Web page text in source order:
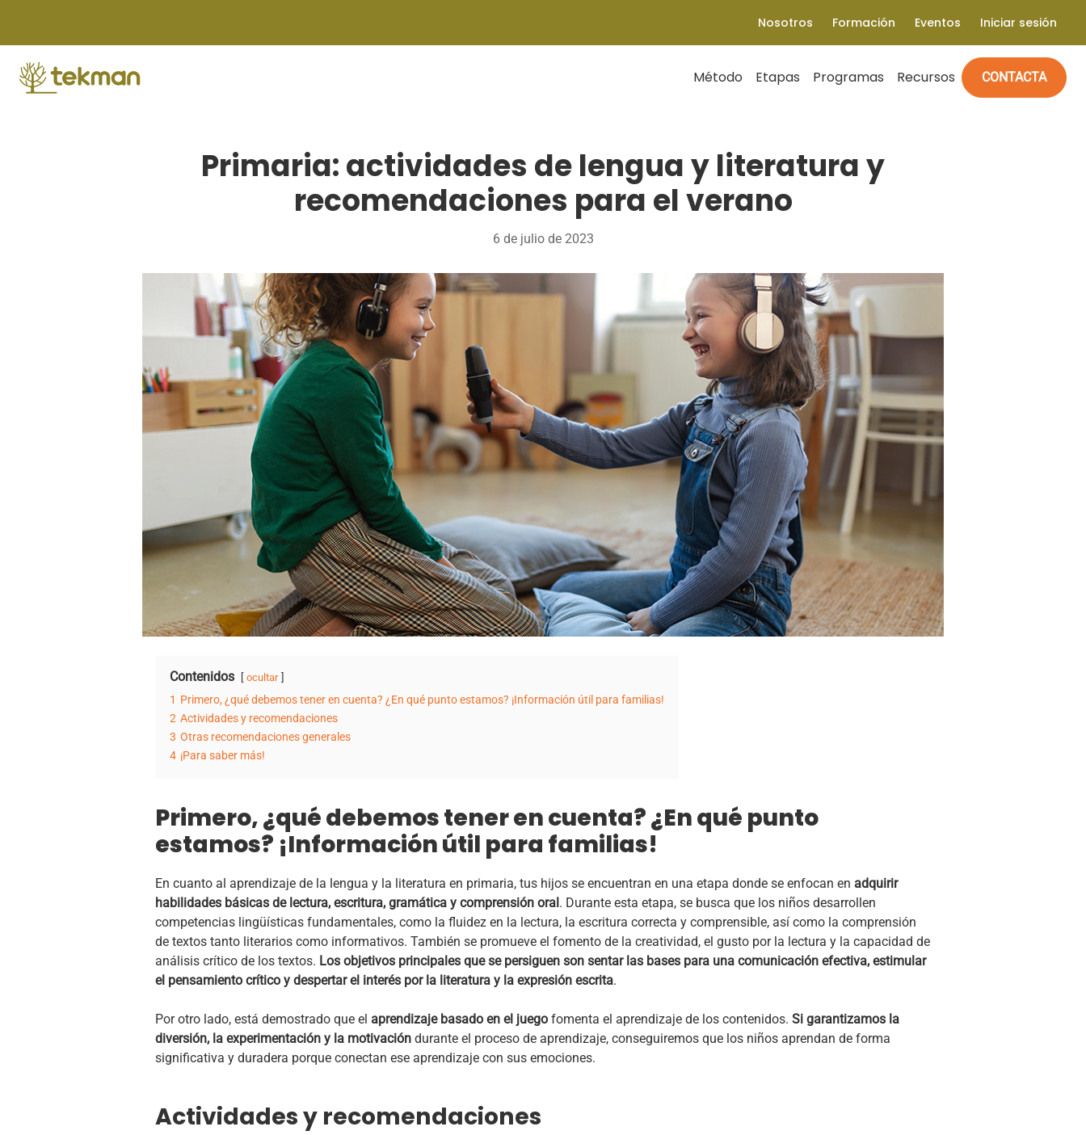
content
Nosotros Formación Eventos Iniciar sesión
Método Etapas Programas Recursos CONTACTA
Primaria: actividades de lengua y literatura y
recomendaciones para el verano
6 de julio de 2023
Contenidos ocultar
1 Primero, ¿qué debemos tener en cuenta? ¿En qué punto estamos? ¡Información útil para familias!
2 Actividades y recomendaciones
3 Otras recomendaciones generales
4 ¡Para saber más!
Primero, ¿qué debemos tener en cuenta? ¿En qué punto
estamos? ¡Información útil para familias!
En cuanto al aprendizaje de la lengua y la literatura en primaria, tus hijos se encuentran en una etapa donde se enfocan en adquirir
habilidades básicas de lectura, escritura, gramática y comprensión oral. Durante esta etapa, se busca que los niños desarrollen
competencias lingüísticas fundamentales, como la fluidez en la lectura, la escritura correcta y comprensible, así como la comprensión
de textos tanto literarios como informativos. También se promueve el fomento de la creatividad, el gusto por la lectura y la capacidad de
análisis crítico de los textos. Los objetivos principales que se persiguen son sentar las bases para una comunicación efectiva, estimular
el pensamiento crítico y despertar el interés por la literatura y la expresión escrita.
Por otro lado, está demostrado que el aprendizaje basado en el juego fomenta el aprendizaje de los contenidos. Si garantizamos la
diversión, la experimentación y la motivación durante el proceso de aprendizaje, conseguiremos que los niños aprendan de forma
significativa y duradera porque conectan ese aprendizaje con sus emociones.
Actividades y recomendaciones